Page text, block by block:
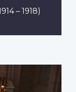
– 1918)